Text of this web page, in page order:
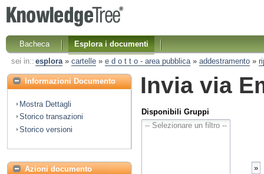
Bacheca
Esplora i documenti
sei in:: esplora» cartelle» e d o t t o - area pubblica» addestramento»
Informazioni Documento
Mostra Dettagli
Storico transazioni
Storico versioni
Azioni documento
Invia via
Disponibili Gruppi